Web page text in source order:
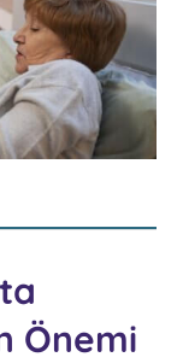
Önemi